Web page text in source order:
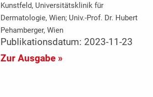
Kunstfeld, Universitätsklinik für
Dermatologie, Wien; Univ.-Prof. Dr. Hubert
Pehamberger, Wien
Publikationsdatum: 2023-11-23
Zur Ausgabe »